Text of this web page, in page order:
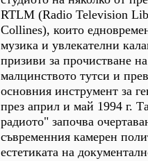
RTLM (Radio Television
Collines), които
музика и увлекателни
призиви за прочистване
малцинството тутси и
основния инструмент за
през април и май 1994 г.
радиото" започва
съвременния камерен
естетиката на